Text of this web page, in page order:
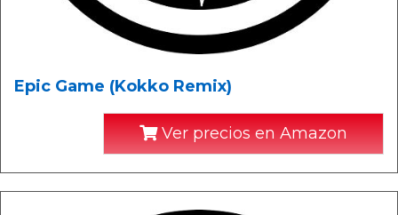
Epic Game (Kokko Remix)
Ver precios en Amazon